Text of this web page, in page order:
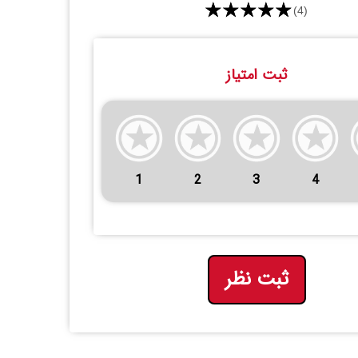
★★★★★(4)
ثبت امتیاز
1 2 3 4
ثبت نظر